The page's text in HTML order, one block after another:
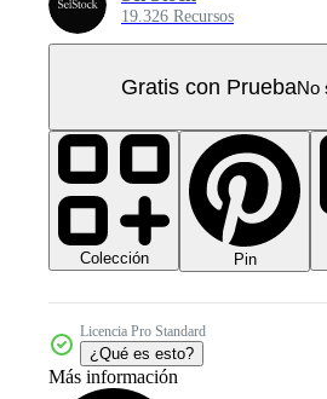
19.326 Recursos
Gratis con PruebaNo
Colección Pin
Licencia Pro Standard
¿Qué es esto?
Más información